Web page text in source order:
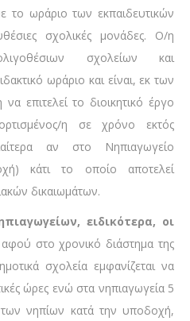
το ωράριο των εκπαιδευτικών
σχολικές μονάδες. Ο/η
σχολείων και
ωράριο και είναι, εκ των
επιτελεί το διοικητικό έργο
η σε χρόνο εκτός
αν στο Νηπιαγωγείο
κάτι το οποίο αποτελεί
δικαιωμάτων.
ειδικότερα, οι
στο χρονικό διάστημα της
σχολεία εμφανίζεται να
ώρες ενώ στα νηπιαγωγεία 5
νηπίων κατά την υποδοχή,